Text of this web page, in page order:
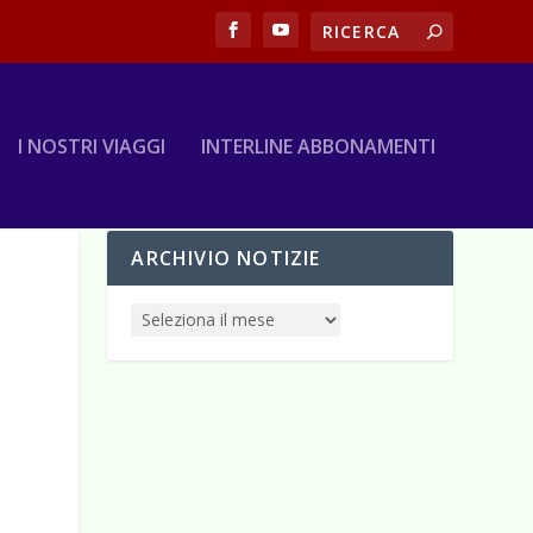
I NOSTRI VIAGGI INTERLINE ABBONAMENTI
ARCHIVIO NOTIZIE